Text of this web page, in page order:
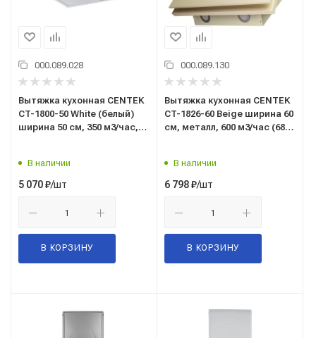
000.089.028
Вытяжка кухонная CENTEK
CT-1800-50 White (белый)
ширина 50 см, 350 м3/час,
В наличии
5 070₽/шт
В КОРЗИНУ
000.089.130
Вытяжка кухонная CENTEK
CT-1826-60 Beige ширина 60
см, металл, 600 м3/час (68
В наличии
6 798₽/шт
В КОРЗИНУ